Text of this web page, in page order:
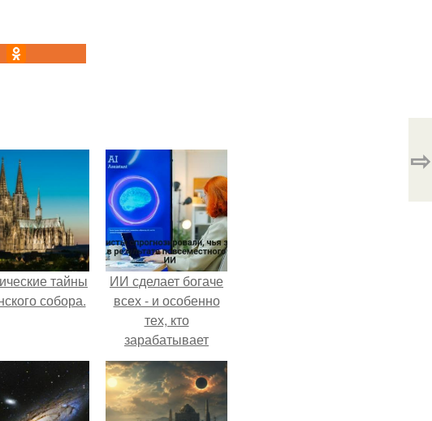
⇨
тайны
собора.
ИИ сделает богаче
всех - и особенно
тех, кто
зарабатывает
меньше всего.